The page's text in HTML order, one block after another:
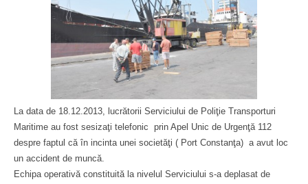
La data de 18.12.2013, lucrătorii Serviciului de Poliţie Transporturi
Maritime au fost sesizaţi telefonic prin Apel Unic de Urgenţă 112
despre faptul că în incinta unei societăţi ( Port Constanţa) a avut loc
un accident de muncă.
Echipa operativă constituită la nivelul Serviciului s-a deplasat de